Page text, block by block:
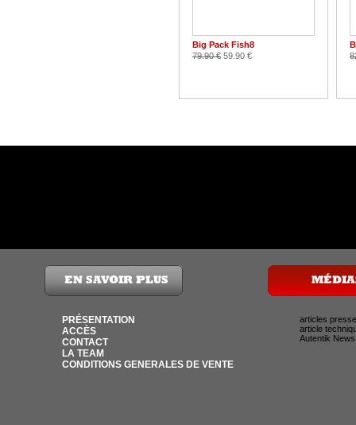
Big Pack Fish8
79.90 € 59.90 €
PRÉSENTATION
ACCÈS
CONTACT
LA TEAM
CONDITIONS GENERALES DE VENTE
articles presse
article
Autentik News